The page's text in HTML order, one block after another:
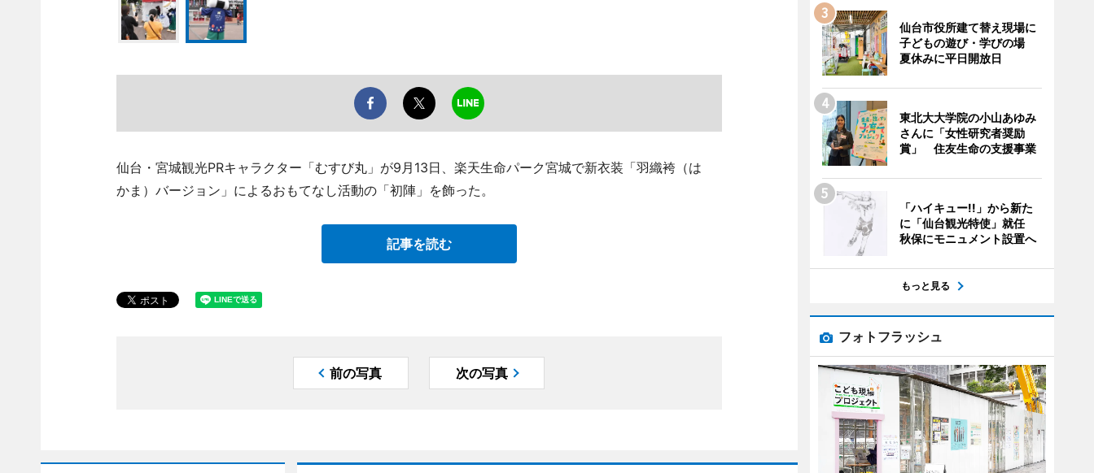
仙台・宮城観光PRキャラクター「むすび丸」が9月13日、楽天生命パーク宮城で新衣装「羽織袴（は
かま）バージョン」によるおもてなし活動の「初陣」を飾った。
記事を読む
前の写真 次の写真
仙台市役所建て替え現場に
子どもの遊び・学びの場
夏休みに平日開放日
東北大大学院の小山あゆみ
さんに「女性研究者奨励
賞」 住友生命の支援事業
「ハイキュー!!」から新た
に「仙台観光特使」就任
秋保にモニュメント設置へ
もっと見る
フォトフラッシュ